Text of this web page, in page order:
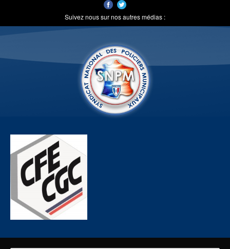
Suivez nous sur nos autres médias :